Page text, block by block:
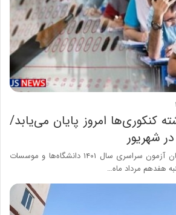
کنکوری‌ها امروز پایان می‌یابد/
شهریور
مهلت انتخاب رشته داوطلبان آزمون سراسری سال ۱۴۰۱ دانشگاه‌ها و موسسات
هفدهم مرداد ماه…